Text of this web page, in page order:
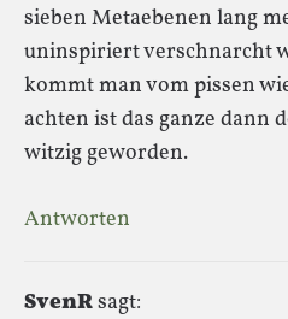
sieben Metaebenen lang
uninspiriert verschnarcht
kommt man vom pissen
achten ist das ganze dann
witzig geworden.
Antworten
SvenRsagt: